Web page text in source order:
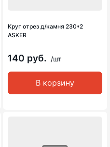
Круг отрез д/камня 230*2
ASKER
140 руб. /шт
В корзину